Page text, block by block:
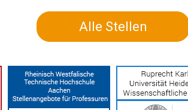
Alle Stellen